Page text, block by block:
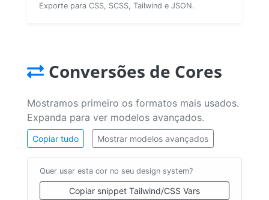
Exporte para CSS, SCSS, Tailwind e JSON.
Conversões de Cores
Mostramos primeiro os formatos mais usados.
Expanda para ver modelos avançados.
Copiar tudo Mostrar modelos avançados
Quer usar esta cor no seu design system?
Copiar snippet Tailwind/CSS Vars